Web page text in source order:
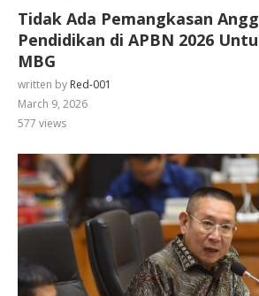
Tidak Ada Pemangkasan
Pendidikan di APBN 2026
MBG
written by Red-001
March 9, 2026
577 views